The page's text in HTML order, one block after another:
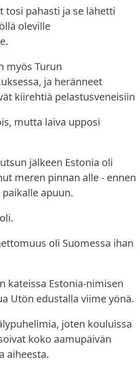
tosi pahasti ja se lähetti
oleville
myös Turun
ja heränneet
kiirehtiä pelastusveneisiin
mutta laiva upposi
jälkeen Estonia oli
meren pinnan alle - ennen
apuun.
oli Suomessa ihan
kateissa Estonia-nimisen
Utön edustalla viime yönä.
joten kouluissa
koko aamupäivän
aiheesta.